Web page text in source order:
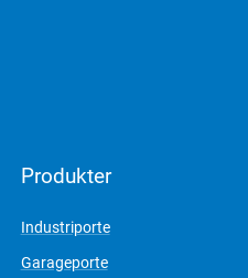
Produkter
Industriporte
Garageporte